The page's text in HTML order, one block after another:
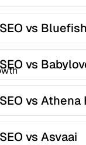
vs
vs
vs Athena
vs Asvaai